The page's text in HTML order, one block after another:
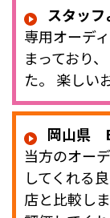
スタッフ
専用オーデ
まっており
た。 楽しい
岡山県
当方のオー
してくれる
店と比較し